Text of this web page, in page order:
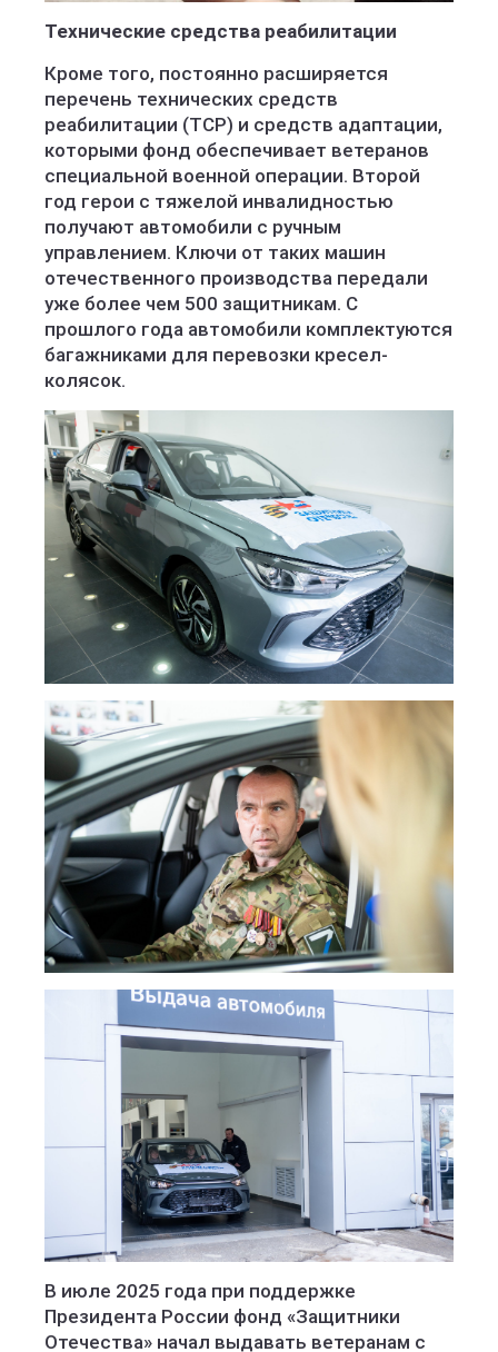
Технические средства реабилитации
Кроме того, постоянно расширяется
перечень технических средств
реабилитации (ТСР) и средств адаптации,
которыми фонд обеспечивает ветеранов
специальной военной операции. Второй
год герои с тяжелой инвалидностью
получают автомобили с ручным
управлением. Ключи от таких машин
отечественного производства передали
уже более чем 500 защитникам. С
прошлого года автомобили комплектуются
багажниками для перевозки кресел-
колясок.
В июле 2025 года при поддержке
Президента России фонд «Защитники
Отечества» начал выдавать ветеранам с